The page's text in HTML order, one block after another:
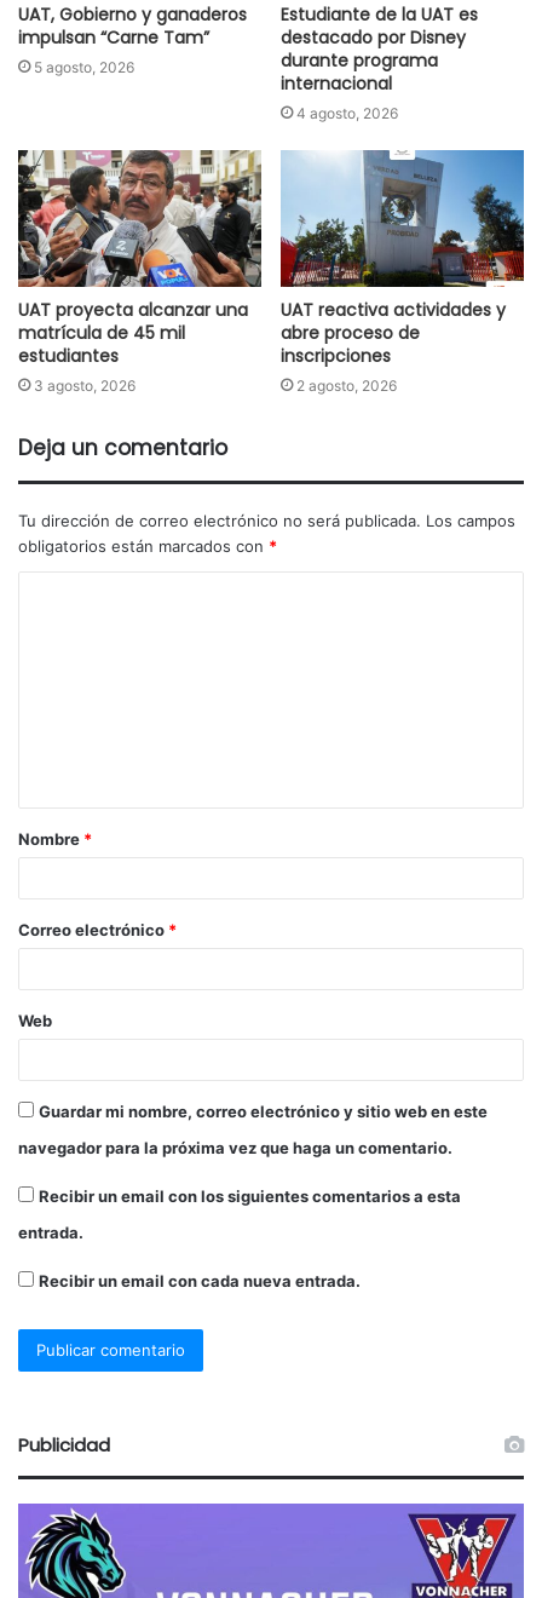
UAT, Gobierno y ganaderos
impulsan “Carne Tam”
5 agosto, 2026
Estudiante de la UAT es
destacado por Disney
durante programa
internacional
4 agosto, 2026
UAT proyecta alcanzar una
matrícula de 45 mil
estudiantes
3 agosto, 2026
UAT reactiva actividades y
abre proceso de
inscripciones
2 agosto, 2026
Deja un comentario
Tu dirección de correo electrónico no será publicada. Los campos
obligatorios están marcados con *
Nombre *
Correo electrónico *
Web
Guardar mi nombre, correo electrónico y sitio web en este
navegador para la próxima vez que haga un comentario.
Recibir un email con los siguientes comentarios a esta
entrada.
Recibir un email con cada nueva entrada.
Publicidad